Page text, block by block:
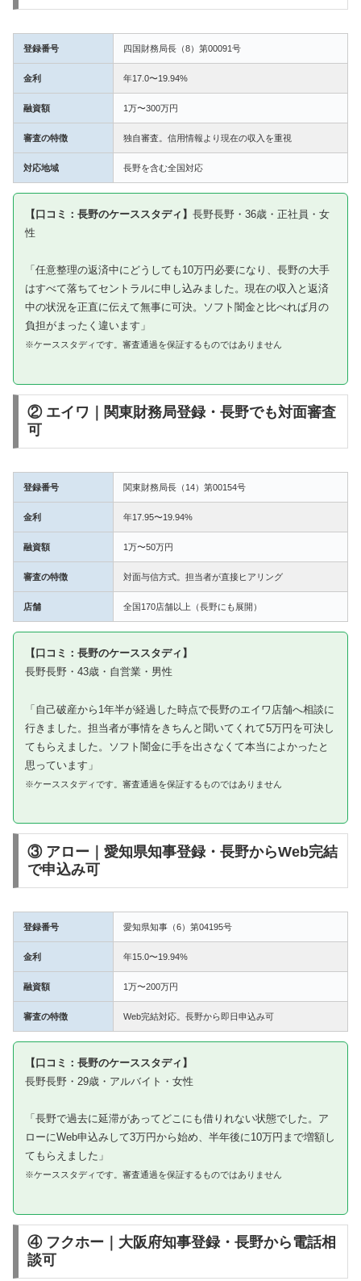
登録番号 四国財務局長（8）第00091号
金利 年17.0〜19.94%
融資額 1万〜300万円
審査の特徴 独自審査。信用情報より現在の収入を重視
対応地域 長野を含む全国対応
【口コミ：長野のケーススタディ】 長野長野・36歳・正社員・女
性
「任意整理の返済中にどうしても10万円必要になり、長野の大手
はすべて落ちてセントラルに申し込みました。現在の収入と返済
中の状況を正直に伝えて無事に可決。ソフト闇金と比べれば月の
負担がまったく違います」
※ケーススタディです。審査通過を保証するものではありません
② エイワ｜関東財務局登録・長野でも対面審査
可
登録番号 関東財務局長（14）第00154号
金利 年17.95〜19.94%
融資額 1万〜50万円
審査の特徴 対面与信方式。担当者が直接ヒアリング
店舗 全国170店舗以上（長野にも展開）
【口コミ：長野のケーススタディ】
長野長野・43歳・自営業・男性
「自己破産から1年半が経過した時点で長野のエイワ店舗へ相談に
行きました。担当者が事情をきちんと聞いてくれて5万円を可決し
てもらえました。ソフト闇金に手を出さなくて本当によかったと
思っています」
※ケーススタディです。審査通過を保証するものではありません
③ アロー｜愛知県知事登録・長野からWeb完結
で申込み可
登録番号 愛知県知事（6）第04195号
金利 年15.0〜19.94%
融資額 1万〜200万円
審査の特徴 Web完結対応。長野から即日申込み可
【口コミ：長野のケーススタディ】
長野長野・29歳・アルバイト・女性
「長野で過去に延滞があってどこにも借りれない状態でした。ア
ローにWeb申込みして3万円から始め、半年後に10万円まで増額し
てもらえました」
※ケーススタディです。審査通過を保証するものではありません
④ フクホー｜大阪府知事登録・長野から電話相
談可